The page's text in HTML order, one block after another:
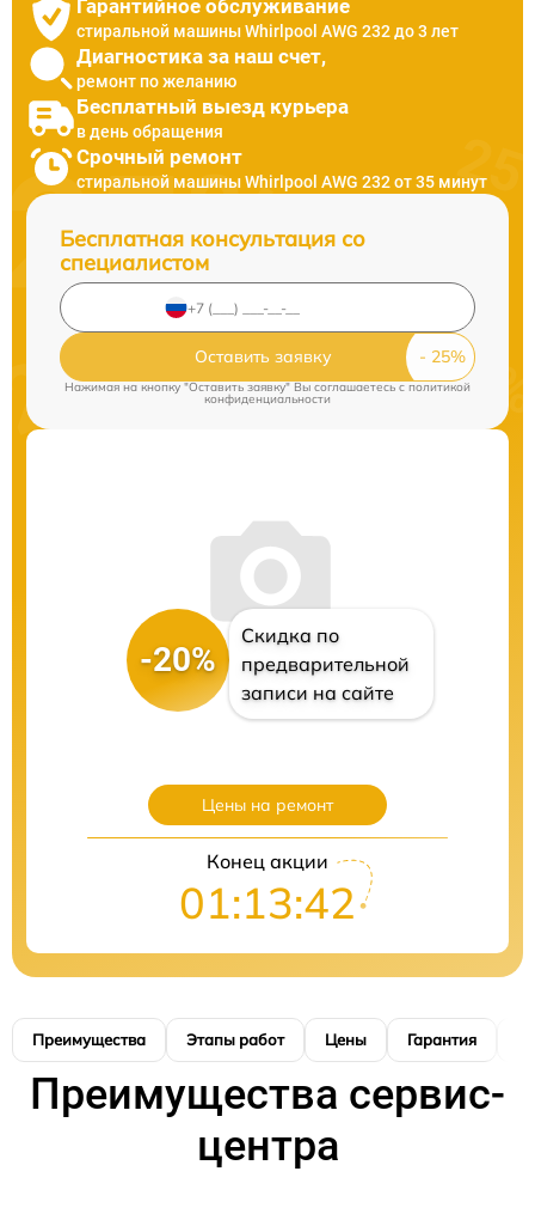
Гарантийное обслуживание
стиральной машины Whirlpool AWG 232 до 3 лет
Диагностика за наш счет,
ремонт по желанию
Бесплатный выезд курьера
в день обращения
Срочный ремонт
стиральной машины Whirlpool AWG 232 от 35 минут
Бесплатная консультация со
специалистом
Оставить заявку
Нажимая на кнопку "Оставить заявку" Вы соглашаетесь c политикой
конфиденциальности
-20%
Скидка по
предварительной
записи на сайте
Цены на ремонт
Конец акции
01:13:40
Преимущества Этапы работ Цены Гарантия
Преимущества сервис-
центра